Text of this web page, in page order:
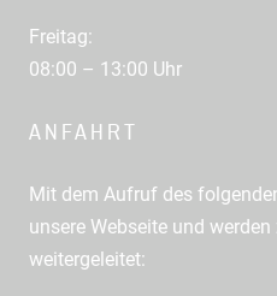
Freitag:
08:00 – 13:00 Uhr
ANFAHRT
Mit dem Aufruf des
unsere Webseite und
weitergeleitet: